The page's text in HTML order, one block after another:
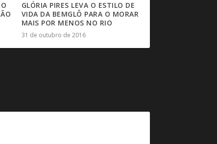
GLÓRIA PIRES LEVA O ESTILO DE
VIDA DA BEMGLÔ PARA O MORAR
MAIS POR MENOS NO RIO
31 de outubro de 2016